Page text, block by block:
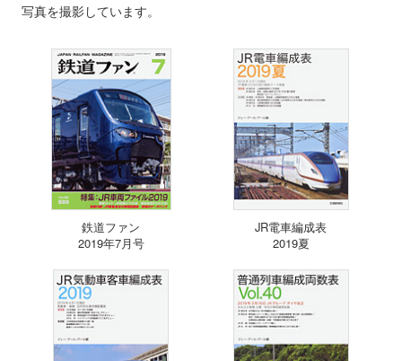
写真を撮影しています。
鉄道ファン
2019年7月号
JR電車編成表
2019夏